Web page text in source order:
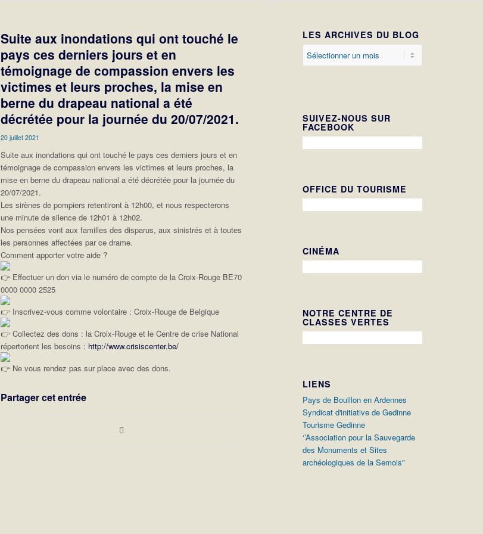
Suite aux inondations qui ont touché le
pays ces derniers jours et en
témoignage de compassion envers les
victimes et leurs proches, la mise en
berne du drapeau national a été
décrétée pour la journée du 20/07/2021.
20 juillet 2021
Suite aux inondations qui ont touché le pays ces derniers jours et en
témoignage de compassion envers les victimes et leurs proches, la
mise en berne du drapeau national a été décrétée pour la journée du
20/07/2021.
Les sirènes de pompiers retentiront à 12h00, et nous respecterons
une minute de silence de 12h01 à 12h02.
Nos pensées vont aux familles des disparus, aux sinistrés et à toutes
les personnes affectées par ce drame.
Comment apporter votre aide ?
Effectuer un don via le numéro de compte de la Croix-Rouge BE70
0000 0000 2525
Inscrivez-vous comme volontaire : Croix-Rouge de Belgique
Collectez des dons : la Croix-Rouge et le Centre de crise National
répertorient les besoins : http://www.crisiscenter.be/
Ne vous rendez pas sur place avec des dons.
Partager cet entrée
LES ARCHIVES DU BLOG
SUIVEZ-NOUS SUR
FACEBOOK
OFFICE DU TOURISME
CINÉMA
NOTRE CENTRE DE
CLASSES VERTES
LIENS
Pays de Bouillon en Ardennes
Syndicat d'initiative de Gedinne
Tourisme Gedinne
‘’Association pour la Sauvegarde
des Monuments et Sites
archéologiques de la Semois"